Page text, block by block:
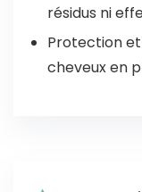
résidus ni
Protection
cheveux en